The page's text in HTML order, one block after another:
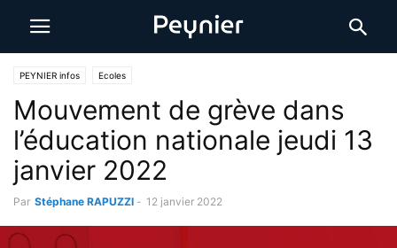
PEYNIER infos Ecoles
Mouvement de grève dans
l’éducation nationale jeudi 13
janvier 2022
Par Stéphane RAPUZZI - 12 janvier 2022